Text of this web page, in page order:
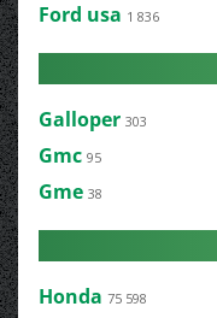
Ford usa 1 836
Galloper 303
Gmc 95
Gme 38
Honda 75 598